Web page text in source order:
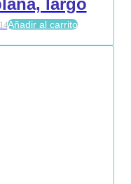
largo
Añadir al carrito